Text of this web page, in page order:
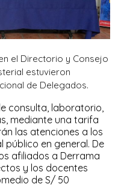
el Directorio y Consejo
estuvieron
de Delegados.
consulta, laboratorio,
mediante una tarifa
las atenciones a los
público en general. De
afiliados a Derrama
y los docentes
de S/ 50